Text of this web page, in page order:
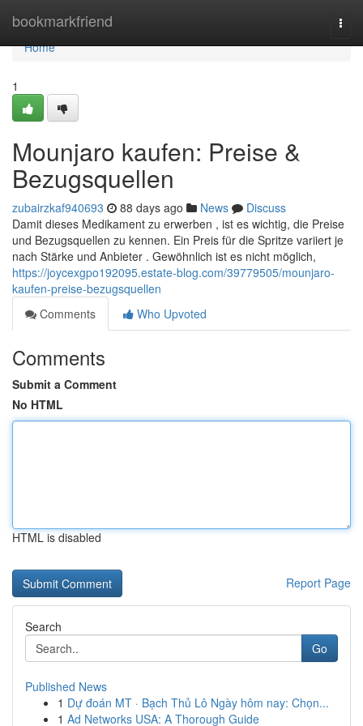
bookmarkfriend
Home
Home
1
Mounjaro kaufen: Preise &
Bezugsquellen
zubairzkaf940693 88 days ago News
Discuss
Damit dieses Medikament zu erwerben , ist es wichtig, die Preise
und Bezugsquellen zu kennen. Ein Preis für die Spritze variiert je
nach Stärke und Anbieter . Gewöhnlich ist es nicht möglich,
https://joycexgpo192095.estate-blog.com/39779505/mounjaro-
kaufen-preise-bezugsquellen
Comments
Who Upvoted
Comments
Submit a Comment
No HTML
HTML is disabled
Report Page
Search
Go
Published News
1 Dự đoán MT · Bạch Thủ Lô Ngày hôm nay: Chọn...
1 Ad Networks USA: A Thorough Guide